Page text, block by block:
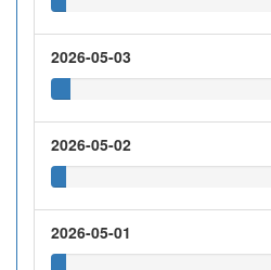
2026-05-03
2026-05-02
2026-05-01